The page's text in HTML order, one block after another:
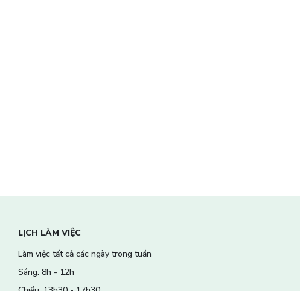
LỊCH LÀM VIỆC
Làm việc tất cả các ngày trong tuần
Sáng: 8h - 12h